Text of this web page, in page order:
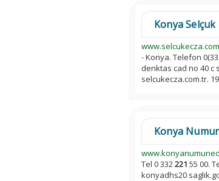
Konya
- Konya. Telefon
denktas cad no 40 c
selcukecza.com.tr.
Konya
Tel 0 332221 55 00.
konyadhs20